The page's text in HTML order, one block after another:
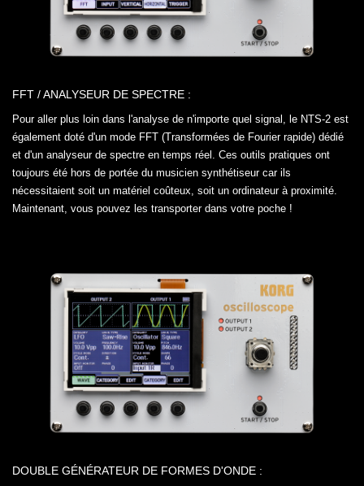
FFT / ANALYSEUR DE SPECTRE :
Pour aller plus loin dans l'analyse de n'importe quel signal, le NTS-2 est
également doté d'un mode FFT (Transformées de Fourier rapide) dédié
et d'un analyseur de spectre en temps réel. Ces outils pratiques ont
toujours été hors de portée du musicien synthétiseur car ils
nécessitaient soit un matériel coûteux, soit un ordinateur à proximité.
Maintenant, vous pouvez les transporter dans votre poche !
DOUBLE GÉNÉRATEUR DE FORMES D'ONDE :